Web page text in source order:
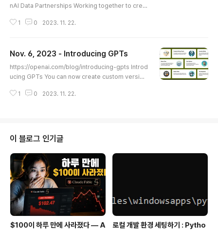
nAI Data Partnerships Working together to creat
ng. openai.com OpenAI Data Partnerships Work
est November 9, 2023 We are introducing Ope
nAI Data Partnerships, where we’ll work togeth
er with organizations to pro..
1 0 2023. 11. 22.
Nov. 6, 2023 - Introducing GPTs
https://openai.com/blog/introducing-gpts Introd
ucing GPTs You can now create custom version
nowledge, and any combination of skills. opena
kills. November 6, 2023 We’re rolling out custo
m versions of ChatGPT that you..
1 0 2023. 11. 22.
이 블로그 인기글
$100이 하루 만에 사라졌다 — A
로컬 개발 환경 세팅하기 : Pytho